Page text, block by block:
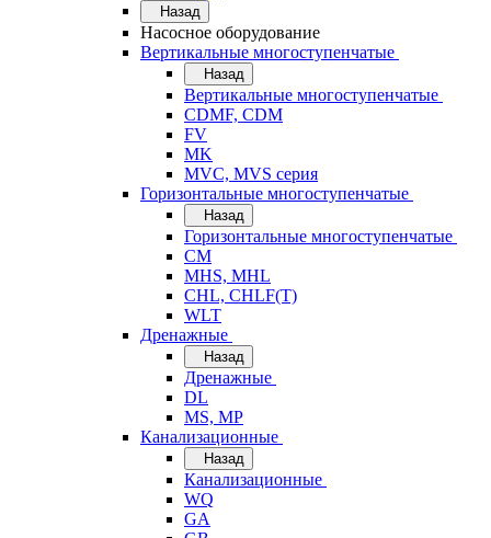
Назад
Насосное оборудование
Вертикальные многоступенчатые
Назад
Вертикальные многоступенчатые
CDMF, CDM
FV
MK
MVC, MVS серия
Горизонтальные многоступенчатые
Назад
Горизонтальные многоступенчатые
CM
MHS, MHL
CHL, CHLF(T)
WLT
Дренажные
Назад
Дренажные
DL
MS, MP
Канализационные
Назад
Канализационные
WQ
GA